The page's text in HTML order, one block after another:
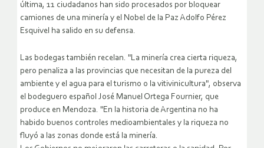
última, 11 ciudadanos han sido procesados por bloquear
camiones de una minería y el Nobel de la Paz Adolfo Pérez
Esquivel ha salido en su defensa.
Las bodegas también recelan. "La minería crea cierta riqueza,
pero penaliza a las provincias que necesitan de la pureza del
ambiente y el agua para el turismo o la vitivinicultura", observa
el bodeguero español José Manuel Ortega Fournier, que
produce en Mendoza. "En la historia de Argentina no ha
habido buenos controles medioambientales y la riqueza no
fluyó a las zonas donde está la minería.